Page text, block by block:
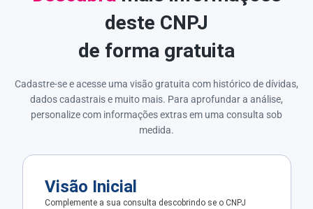
deste CNPJ
de forma gratuita
Cadastre-se e acesse uma visão gratuita com histórico de dívidas,
dados cadastrais e muito mais. Para aprofundar a análise,
personalize com informações extras em uma consulta sob
medida.
Visão Inicial
Complemente a sua consulta descobrindo se o CNPJ